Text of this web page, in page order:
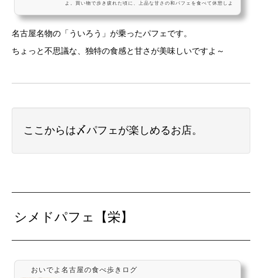
よ。買い物で歩き疲れた頃に、上品な甘さの和パフェを食べて休憩しよ
月14日ほかのパフェのお店はこちらラシュールへのアクセス 愛知県名古
ーニングサービスも実施中です
名古屋名物の「ういろう」が乗ったパフェです。
ちょっと不思議な、独特の食感と甘さが美味しいですよ～
ここからは〆パフェが楽しめるお店。
シメドパフェ【栄】
おいでよ名古屋の食べ歩きログ